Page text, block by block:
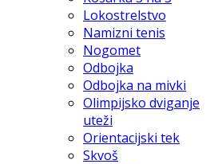
Lokostrelstvo
Namizni tenis
Nogomet
Odbojka
Odbojka na mivki
Olimpijsko dviganje
uteži
Orientacijski tek
Skvoš